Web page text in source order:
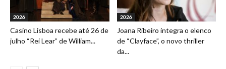
2026
Casino Lisboa recebe até 26 de
julho “Rei Lear” de William...
2026
Joana Ribeiro integra o elenco
de “Clayface”, o novo thriller
da...